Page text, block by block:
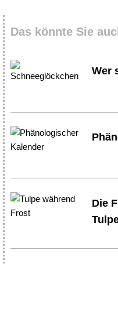
Das könnte Sie
Wer
Die